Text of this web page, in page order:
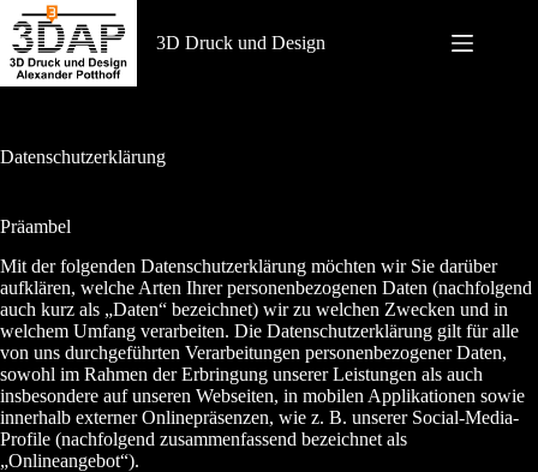
Zum
Inhalt
springen
3D Druck und Design
Datenschutzerklärung
Präambel
Mit der folgenden Datenschutzerklärung möchten wir Sie darüber
aufklären, welche Arten Ihrer personenbezogenen Daten (nachfolgend
auch kurz als „Daten“ bezeichnet) wir zu welchen Zwecken und in
welchem Umfang verarbeiten. Die Datenschutzerklärung gilt für alle
von uns durchgeführten Verarbeitungen personenbezogener Daten,
sowohl im Rahmen der Erbringung unserer Leistungen als auch
insbesondere auf unseren Webseiten, in mobilen Applikationen sowie
innerhalb externer Onlinepräsenzen, wie z. B. unserer Social-Media-
Profile (nachfolgend zusammenfassend bezeichnet als
„Onlineangebot“).